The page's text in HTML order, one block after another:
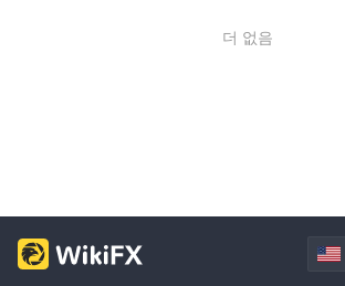
해외 거래, 파생상품 및 자산 관리를 포함한 그들
DBS의 규제되지 않은 상태는 투자의 안전성과
에 그림자를 드리우는 중요한 단점입니다. 잠재
FAQs
더 없음